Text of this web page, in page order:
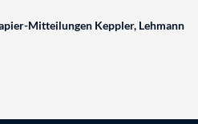
Mitteilungen Keppler, Lehmann